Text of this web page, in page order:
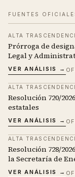
FUENTES
ALTA
Prórroga de
Legal y
VER ANÁLISIS →
ALTA
Resolución 720/
estatales
VER ANÁLISIS →
ALTA
Resolución 728/
la Secretaría de
VER ANÁLISIS →